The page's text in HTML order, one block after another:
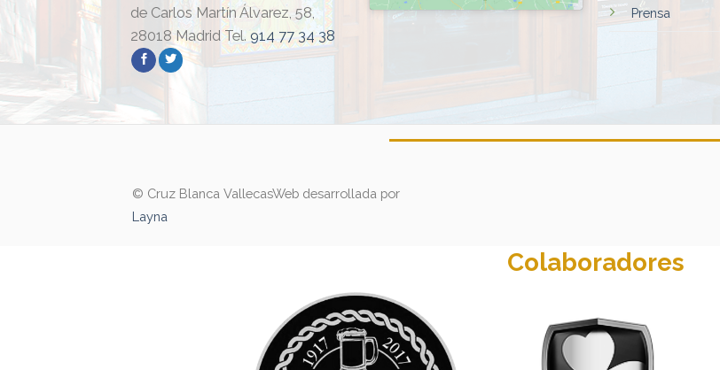
de Carlos Martín Álvarez, 58,
28018 Madrid Tel. 914 77 34 38
Prensa
© Cruz Blanca VallecasWeb desarrollada por
Layna
Colaboradores